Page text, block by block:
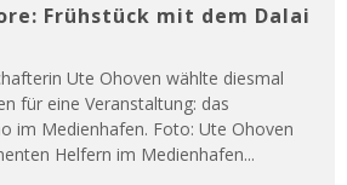
Frühstück mit dem Dalai
Ute Ohoven wählte diesmal
für eine Veranstaltung: das
im Medienhafen. Foto: Ute Ohoven
Helfern im Medienhafen...